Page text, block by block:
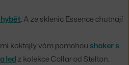
.A ze sklenic Essence chutnají
koktejly vám pomohou shaker s
ledz kolekce Collar od Stelton.